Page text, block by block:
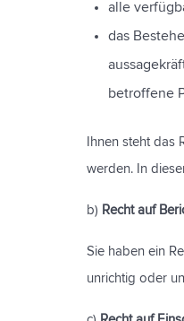
alle
das
betroffene
Ihnen steht
werden. In
b) Recht auf
Sie haben ein
unrichtig oder